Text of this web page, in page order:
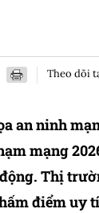
Theo dõi
an ninh
mạng
Thị
điểm uy